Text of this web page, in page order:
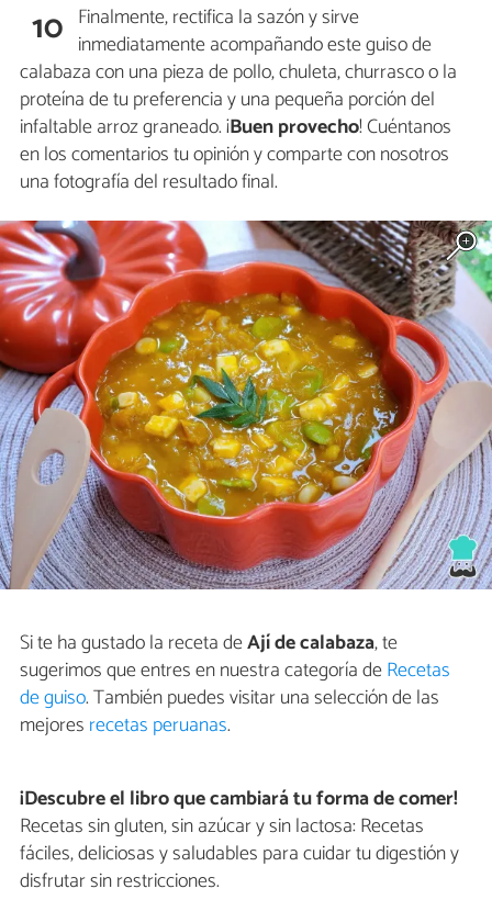
10 Finalmente, rectifica la sazón y sirve
inmediatamente acompañando este guiso de
calabaza con una pieza de pollo, chuleta, churrasco o la
proteína de tu preferencia y una pequeña porción del
infaltable arroz graneado. ¡Buen provecho! Cuéntanos
en los comentarios tu opinión y comparte con nosotros
una fotografía del resultado final.
Si te ha gustado la receta deAjí de calabaza, te
sugerimos que entres en nuestra categoría deRecetas
de guiso. También puedes visitar una selección de las
mejores recetas peruanas.
¡Descubre el libro que cambiará tu forma de comer!
Recetas sin gluten, sin azúcar y sin lactosa: Recetas
fáciles, deliciosas y saludables para cuidar tu digestión y
disfrutar sin restricciones.